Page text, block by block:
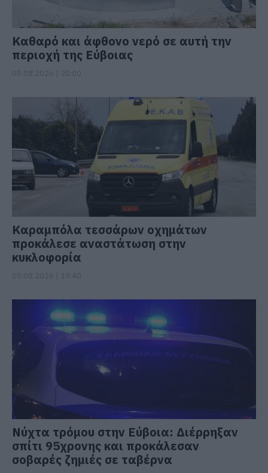
Καθαρό και άφθονο νερό σε αυτή την
περιοχή της Εύβοιας
Καραμπόλα τεσσάρων οχημάτων
προκάλεσε αναστάτωση στην
κυκλοφορία
Νύχτα τρόμου στην Εύβοια: Διέρρηξαν
σπίτι 95χρονης και προκάλεσαν
σοβαρές ζημιές σε ταβέρνα